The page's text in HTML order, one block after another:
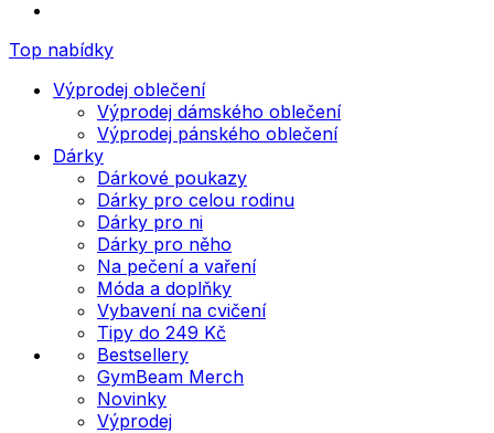
Top nabídky
Výprodej oblečení
Výprodej dámského oblečení
Výprodej pánského oblečení
Dárky
Dárkové poukazy
Dárky pro celou rodinu
Dárky pro ni
Dárky pro něho
Na pečení a vaření
Móda a doplňky
Vybavení na cvičení
Tipy do 249 Kč
Bestsellery
GymBeam Merch
Novinky
Výprodej